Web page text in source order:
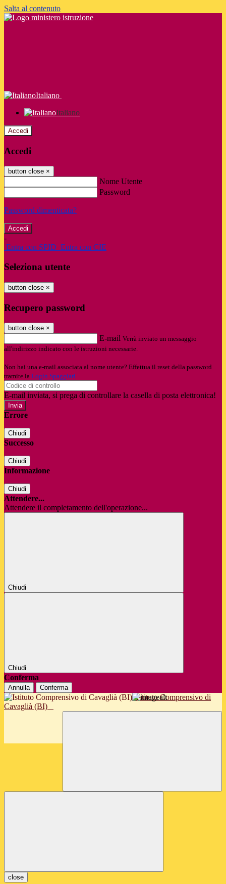
Salta al contenuto
Italiano
Italiano
Accedi
Accedi
button close ×
Nome Utente
Password
Password dimenticata?
-
Entra con SPID Entra con CIE
Seleziona utente
button close ×
Recupero password
button close ×
E-mail Verrà inviato un messaggio
all'indirizzo indicato con le istruzioni necessarie.
Non hai una e-mail associata al nome utente? Effettua il reset della password
tramite la Login Spaggiari
E-mail inviata, si prega di controllare la casella di posta elettronica!
Errore
Chiudi
Successo
Chiudi
Informazione
Chiudi
Attendere...
Attendere il completamento dell'operazione...
Chiudi
Chiudi
Conferma
Annulla Conferma
Istituto Comprensivo di
Cavaglià (BI)
close